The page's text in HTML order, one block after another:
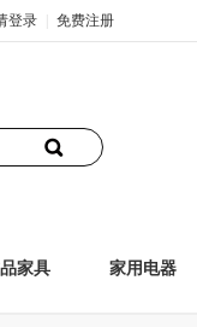
登录 免费注册
家具 家用电器